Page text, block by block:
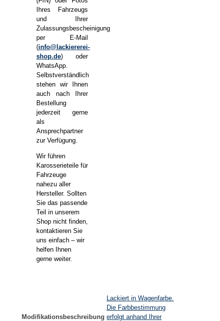
Ihres Fahrzeugs
und Ihrer
Zulassungsbescheinigung
per E-Mail
(info@lackiererei-
shop.de) oder
WhatsApp.
Selbstverständlich
stehen wir Ihnen
auch nach Ihrer
Bestellung
jederzeit gerne
als
Ansprechpartner
zur Verfügung.
Wir führen
Karosserieteile für
Fahrzeuge
nahezu aller
Hersteller. Sollten
Sie das passende
Teil in unserem
Shop nicht finden,
kontaktieren Sie
uns einfach – wir
helfen Ihnen
gerne weiter.
Modifikationsbeschreibung
Lackiert in Wagenfarbe.
Die Farbbestimmung
erfolgt anhand Ihrer